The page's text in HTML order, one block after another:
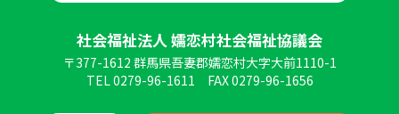
社会福祉法人 嬬恋村社会福祉協議会
〒377-1612 群馬県吾妻郡嬬恋村大字大前1110-1
TEL 0279-96-1611
FAX 0279-96-1656